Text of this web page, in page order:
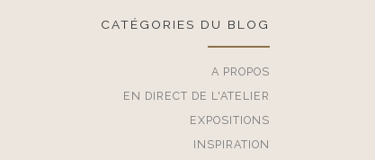
CATÉGORIES DU BLOG
A PROPOS
EN DIRECT DE L'ATELIER
EXPOSITIONS
INSPIRATION